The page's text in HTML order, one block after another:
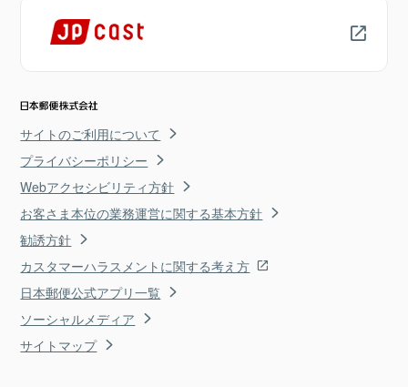
サイトのご利用について
プライバシーポリシー
Webアクセシビリティ方針
お客さま本位の業務運営に関する基本方針
勧誘方針
カスタマーハラスメントに関する考え方
日本郵便公式アプリ一覧
ソーシャルメディア
サイトマップ